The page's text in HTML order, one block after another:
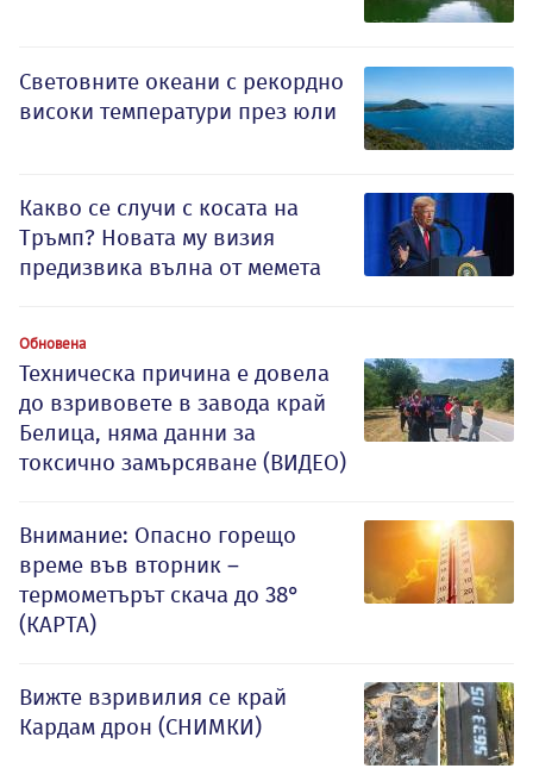
Световните океани с рекордно
високи температури през юли
Какво се случи с косата на
Тръмп? Новата му визия
предизвика вълна от мемета
Обновена
Техническа причина е довела
до взривовете в завода край
Белица, няма данни за
токсично замърсяване (ВИДЕО)
Внимание: Опасно горещо
време във вторник –
термометърът скача до 38°
(КАРТА)
Вижте взривилия се край
Кардам дрон (СНИМКИ)